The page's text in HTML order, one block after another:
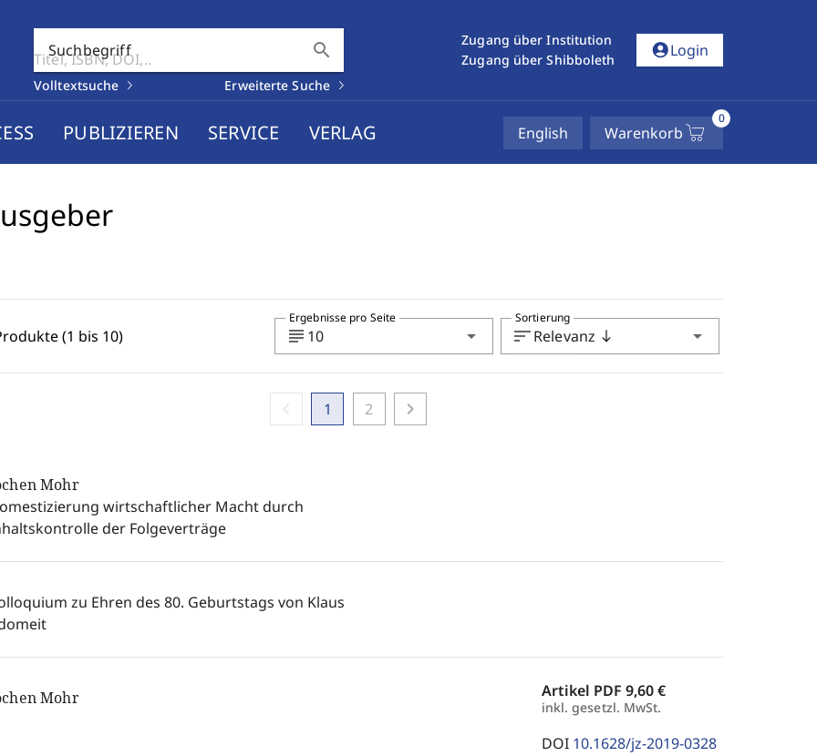
Suchbegriff search
Volltextsuche Erweiterte Suche
Zugang über Institution
Zugang über Shibboleth
account_circleLogin
PUBLIZIEREN SERVICE VERLAG English Warenkorb
0
(1 bis 10) subject 10 arrow_drop_down
Ergebnisse pro Seite
sortRelevanz south arrow_drop_down
Sortierung
1 2 chevron_right
Mohr
wirtschaftlicher Macht durch
der Folgeverträge
zu Ehren des 80. Geburtstags von Klaus
Mohr Artikel PDF 9,60 €
inkl. gesetzl. MwSt.
DOI 10.1628/jz-2019-0328